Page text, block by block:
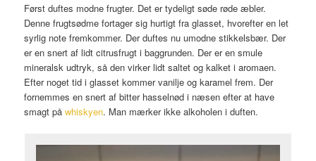
Først duftes modne frugter. Det er tydeligt søde røde æbler.
Denne frugtsødme fortager sig hurtigt fra glasset, hvorefter en let
syrlig note fremkommer. Der duftes nu umodne stikkelsbær. Der
er en snert af lidt citrusfrugt i baggrunden. Der er en smule
mineralsk udtryk, så den virker lidt saltet og kalket i aromaen.
Efter noget tid i glasset kommer vanilje og karamel frem. Der
fornemmes en snert af bitter hasselnød i næsen efter at have
smagt påwhiskyen. Man mærker ikke alkoholen i duften.